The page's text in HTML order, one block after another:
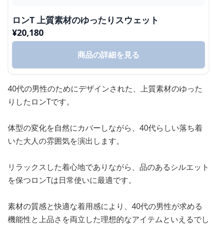
ロンT 上質素材のゆったりスウェット
¥20,180
商品の詳細を見る
40代の男性のためにデザインされた、上質素材のゆった
りしたロンTです。
体型の変化を自然にカバーしながら、40代らしい落ち着
いた大人の雰囲気を演出します。
リラックスした着心地でありながら、品のあるシルエット
を保つロンTは日常使いに最適です。
素材の質感と快適な着用感により、40代の男性が求める
機能性と上品さを両立した理想的なアイテムといえるでし